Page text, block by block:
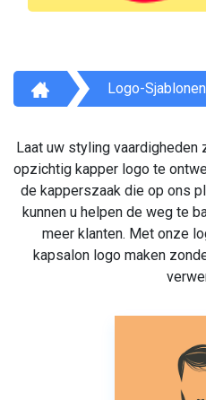
Logo-Sjablonen
Laat uw styling vaardigheden
opzichtig kapper logo te
de kapperszaak die op ons
kunnen u helpen de weg te
meer klanten. Met onze
kapsalon logo maken